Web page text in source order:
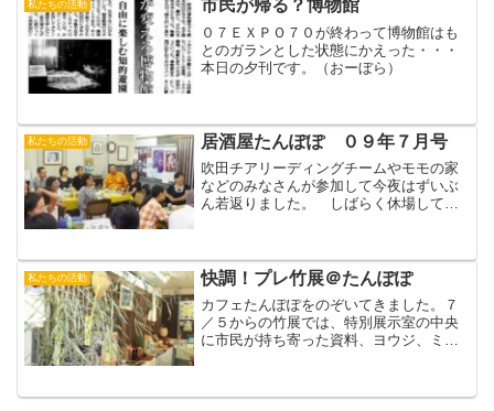
ント型...
私たちの活動 市民が帰る？博物館
０７ＥＸＰＯ７０が終わって博物館はも
とのガランとした状態にかえった・・・
本日の夕刊です。（おーぼら）
私たちの活動 居酒屋たんぽぽ ０９年７月号
吹田チアリーディングチームやモモの家
などのみなさんが参加して今夜はずいぶ
ん若返りました。 しばらく休場してい
屋でした。（おーぼら）
私たちの活動 快調！プレ竹展＠たんぽぽ
カフェたんぽぽをのぞいてきました。７
／５からの竹展では、特別展示室の中央
に市民が持ち寄った資料、ヨウジ、ミミ
た生活をしていたことを見せたいものだ